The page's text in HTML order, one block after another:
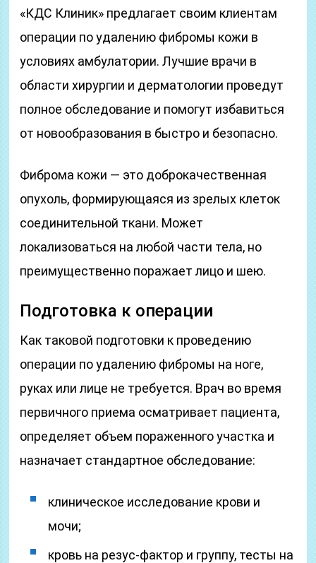
«КДС Клиник» предлагает своим клиентам
операции по удалению фибромы кожи в
условиях амбулатории. Лучшие врачи в
области хирургии и дерматологии проведут
полное обследование и помогут избавиться
от новообразования в быстро и безопасно.
Фиброма кожи — это доброкачественная
опухоль, формирующаяся из зрелых клеток
соединительной ткани. Может
локализоваться на любой части тела, но
преимущественно поражает лицо и шею.
Подготовка к операции
Как таковой подготовки к проведению
операции по удалению фибромы на ноге,
руках или лице не требуется. Врач во время
первичного приема осматривает пациента,
определяет объем пораженного участка и
назначает стандартное обследование:
клиническое исследование крови и
мочи;
кровь на резус-фактор и группу, тесты на